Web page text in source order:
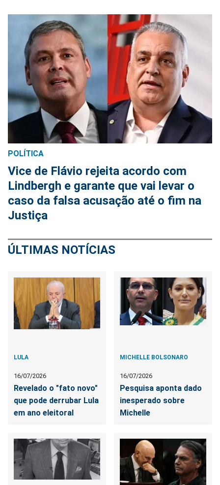
POLÍTICA
Vice de Flávio rejeita acordo com
Lindbergh e garante que vai levar o
caso da falsa acusação até o fim na
Justiça
ÚLTIMAS NOTÍCIAS
LULA
16/07/2026
Revelado o "fato novo"
que pode derrubar Lula
em ano eleitoral
MICHELLE BOLSONARO
16/07/2026
Pesquisa aponta dado
inesperado sobre
Michelle